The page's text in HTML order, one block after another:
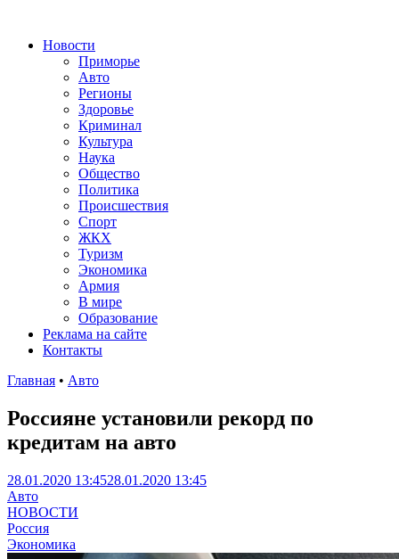
Новости
Приморье
Авто
Регионы
Здоровье
Криминал
Культура
Наука
Общество
Политика
Происшествия
Спорт
ЖКХ
Туризм
Экономика
Армия
В мире
Образование
Реклама на сайте
Контакты
Главная • Авто
Россияне установили рекорд по
кредитам на авто
28.01.2020 13:4528.01.2020 13:45
Авто
НОВОСТИ
Россия
Экономика